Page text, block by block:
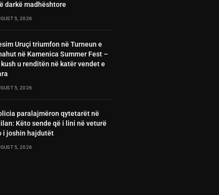
darkë madhështore
5, 2026
Uruçi triumfon në Turneun e
në Kamenica Summer Fest –
u renditën në katër vendet e
5, 2026
paralajmëron qytetarët në
Këto sende që i lini në veturë
i joshin hajdutët
5, 2026